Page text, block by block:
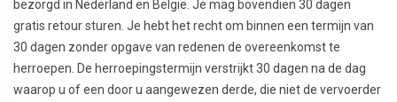
bezorgd in Nederland en België. Je mag bovendien 30 dagen
gratis retour sturen. Je hebt het recht om binnen een termijn van
30 dagen zonder opgave van redenen de overeenkomst te
herroepen. De herroepingstermijn verstrijkt 30 dagen na de dag
waarop u of een door u aangewezen derde, die niet de vervoerder